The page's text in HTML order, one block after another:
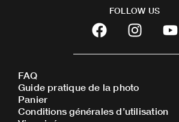
FOLLOW US
F
a
c
b
o
o
I
n
s
a
g
r
Y
o
u
FAQ
Guide pratique de la photo
Panier
Conditions générales d’utilisation